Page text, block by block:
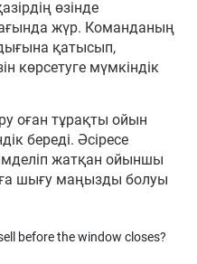
өзінде
жүр. Команданың
қатысып,
көрсетуге мүмкіндік
оған тұрақты ойын
береді. Әсіресе
жатқан ойыншы
шығу маңызды болуы
before the window closes?